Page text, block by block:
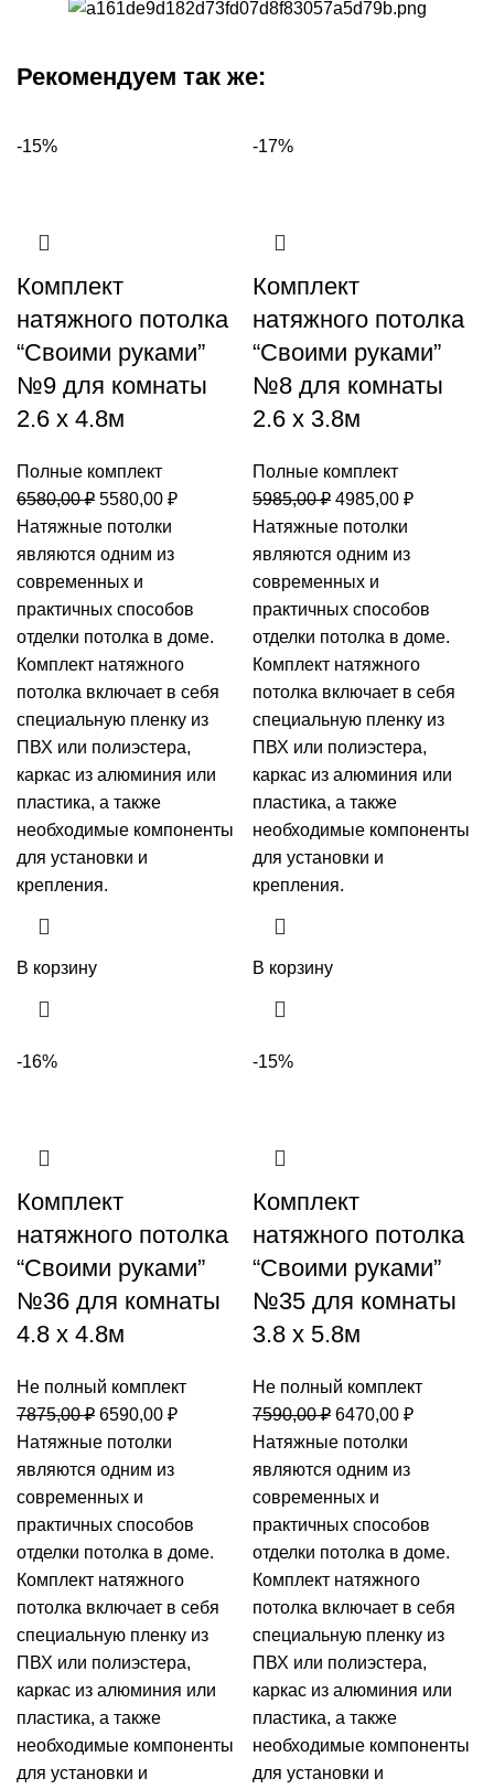
Рекомендуем так же:
-15%
Комплект
натяжного потолка
“Своими руками”
№9 для комнаты
2.6 х 4.8м
Полные комплект
6580,00₽ Первоначальная
цена
составляла
6580,00 ₽.
5580,00 ₽Текущая
5580,00 ₽.
Натяжные потолки
являются одним из
современных и
практичных способов
отделки потолка в доме.
Комплект натяжного
потолка включает в себя
специальную пленку из
ПВХ или полиэстера,
каркас из алюминия или
пластика, а также
необходимые компоненты
для установки и
крепления.
В корзину
-17%
Комплект
натяжного потолка
“Своими руками”
№8 для комнаты
2.6 х 3.8м
Полные комплект
5985,00₽ Первоначальная
цена
составляла
5985,00 ₽.
4985,00 ₽Текущая
Натяжные потолки
являются одним из
современных и
практичных способов
отделки потолка в доме.
Комплект натяжного
потолка включает в себя
специальную пленку из
ПВХ или полиэстера,
каркас из алюминия или
пластика, а также
необходимые компоненты
для установки и
крепления.
В корзину
-16%
Комплект
натяжного потолка
“Своими руками”
№36 для комнаты
4.8 х 4.8м
Не полный комплект
7875,00₽ Первоначальная
цена
составляла
7875,00 ₽.
6590,00 ₽Текущая
6590,00 ₽.
Натяжные потолки
являются одним из
современных и
практичных способов
отделки потолка в доме.
Комплект натяжного
потолка включает в себя
специальную пленку из
ПВХ или полиэстера,
каркас из алюминия или
пластика, а также
необходимые компоненты
для установки и
-15%
Комплект
натяжного потолка
“Своими руками”
№35 для комнаты
3.8 х 5.8м
Не полный комплект
7590,00₽ Первоначальная
цена
составляла
7590,00 ₽.
6470,00 ₽Текущая
Натяжные потолки
являются одним из
современных и
практичных способов
отделки потолка в доме.
Комплект натяжного
потолка включает в себя
специальную пленку из
ПВХ или полиэстера,
каркас из алюминия или
пластика, а также
необходимые компоненты
для установки и